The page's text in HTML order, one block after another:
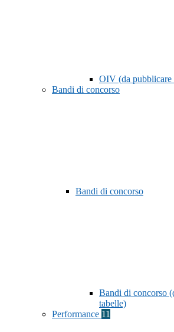
OIV (da pubblicare
Bandi di concorso
Bandi di concorso
Bandi di concorso
tabelle)
Performance 11